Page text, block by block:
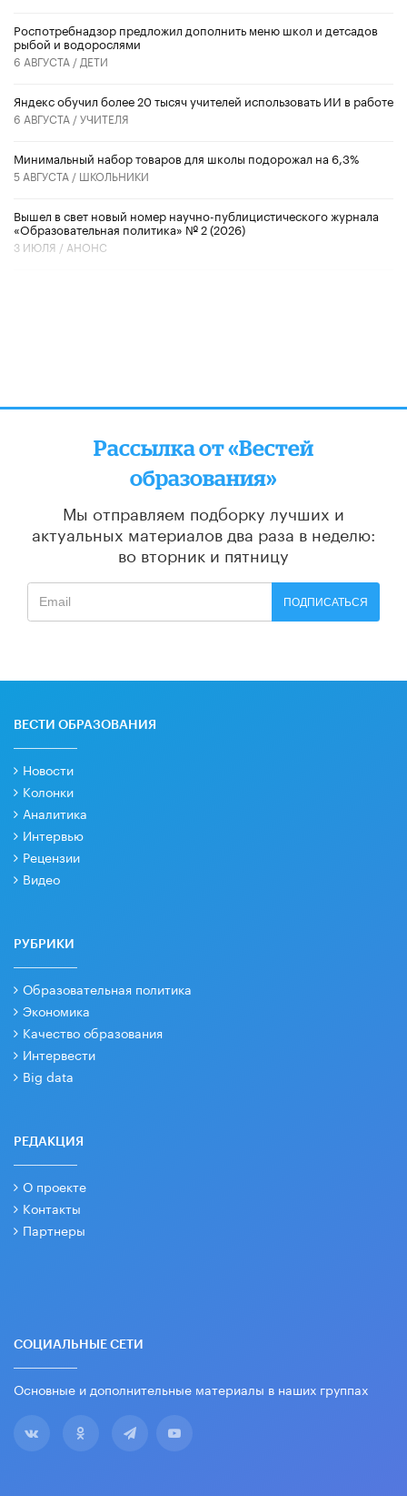
Роспотребнадзор предложил дополнить меню школ и детсадов
рыбой и водорослями
6 АВГУСТА / ДЕТИ
​Яндекс обучил более 20 тысяч учителей использовать ИИ в работе
6 АВГУСТА /УЧИТЕЛЯ
Минимальный набор товаров для школы подорожал на 6,3%
5 АВГУСТА / ШКОЛЬНИКИ
Вышел в свет новый номер научно-публицистического журнала
«Образовательная политика» № 2 (2026)
3 ИЮЛЯ / АНОНС
Рассылка от «Вестей
образования»
Мы отправляем подборку лучших и
актуальных материалов два раза в неделю:
во вторник и пятницу
ПОДПИСАТЬСЯ
ВЕСТИ ОБРАЗОВАНИЯ
Новости
Колонки
Аналитика
Интервью
Рецензии
Видео
РУБРИКИ
Образовательная политика
Экономика
Качество образования
Интервести
Big data
РЕДАКЦИЯ
О проекте
Контакты
Партнеры
СОЦИАЛЬНЫЕ СЕТИ
Основные и дополнительные материалы в наших группах